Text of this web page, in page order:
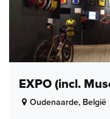
EXPO (incl.
Oudenaarde, België